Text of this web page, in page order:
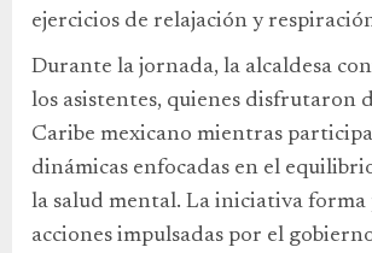
ejercicios de relajación y
Durante la jornada, la alcaldesa
los asistentes, quienes disfrutaron
Caribe mexicano mientras
dinámicas enfocadas en el
la salud mental. La iniciativa forma
acciones impulsadas por el